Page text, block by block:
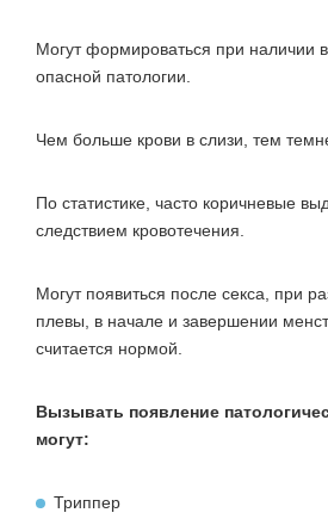
Могут формироваться при наличии
опасной патологии.
Чем больше крови в слизи, тем
По статистике, часто коричневые
следствием кровотечения.
Могут появиться после секса, при
плевы, в начале и завершении
считается нормой.
Вызывать появление
могут:
Триппер